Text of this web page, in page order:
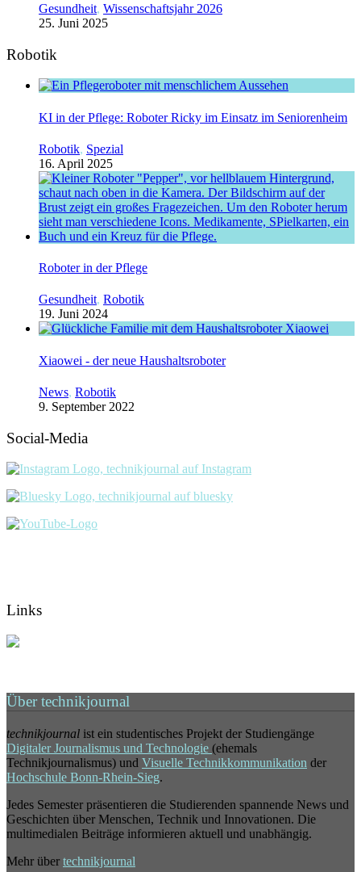
Gesundheit, Wissenschaftsjahr 2026
25. Juni 2025
Robotik
KI in der Pflege: Roboter Ricky im Einsatz im Seniorenheim
Robotik, Spezial
16. April 2025
Roboter in der Pflege
Gesundheit, Robotik
19. Juni 2024
Xiaowei - der neue Haushaltsroboter
News, Robotik
9. September 2022
Social-Media
Links
Über technikjournal
technikjournal ist ein studentisches Projekt der Studiengänge
Digitaler Journalismus und Technologie (ehemals
Technikjournalismus) und Visuelle Technikkommunikation der
Hochschule Bonn-Rhein-Sieg.
Jedes Semester präsentieren die Studierenden spannende News und
Geschichten über Menschen, Technik und Innovationen. Die
multimedialen Beiträge informieren aktuell und unabhängig.
Mehr über technikjournal